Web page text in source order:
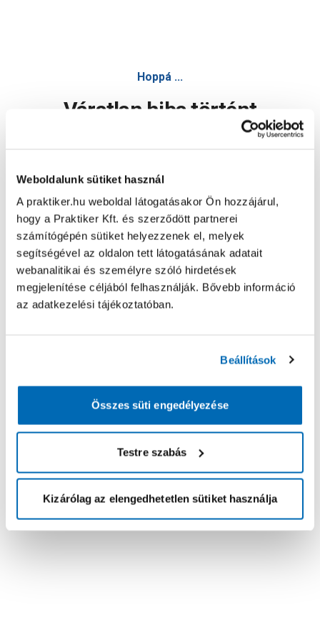
Weboldalunk sütiket használ
A praktiker.hu weboldal látogatásakor Ön hozzájárul,
hogy a Praktiker Kft. és szerződött partnerei
számítógépén sütiket helyezzenek el, melyek
segítségével az oldalon tett látogatásának adatait
webanalitikai és személyre szóló hirdetések
megjelenítése céljából felhasználják. Bővebb információ
az adatkezelési tájékoztatóban.
Beállítások
Összes süti engedélyezése
Testre szabás
Kizárólag az elengedhetetlen sütiket használja
Hoppá ...
Váratlan hiba történt
Oldal újratöltése